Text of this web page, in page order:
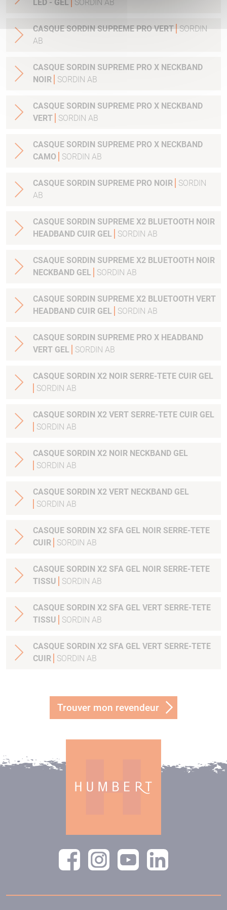
LED - GEL
SORDIN AB
CASQUE SORDIN SUPREME PRO VERT SORDIN
AB
CASQUE SORDIN SUPREME PRO X NECKBAND
NOIR
SORDIN AB
CASQUE SORDIN SUPREME PRO X NECKBAND
VERT
SORDIN AB
CASQUE SORDIN SUPREME PRO X NECKBAND
CAMO
SORDIN AB
CASQUE SORDIN SUPREME PRO NOIR
SORDIN
AB
CASQUE SORDIN SUPREME X2 BLUETOOTH NOIR
HEADBAND CUIR GEL
SORDIN AB
CSAQUE SORDIN SUPREME X2 BLUETOOTH NOIR
NECKBAND GEL
SORDIN AB
CASQUE SORDIN SUPREME X2 BLUETOOTH VERT
HEADBAND CUIR GEL
SORDIN AB
CASQUE SORDIN SUPREME PRO X HEADBAND
VERT GEL
SORDIN AB
CASQUE SORDIN X2 NOIR SERRE-TETE CUIR GEL
SORDIN AB
CASQUE SORDIN X2 VERT SERRE-TETE CUIR GEL
SORDIN AB
CASQUE SORDIN X2 NOIR NECKBAND GEL
SORDIN AB
CASQUE SORDIN X2 VERT NECKBAND GEL
SORDIN AB
CASQUE SORDIN X2 SFA GEL NOIR SERRE-TETE
CUIR
SORDIN AB
CASQUE SORDIN X2 SFA GEL NOIR SERRE-TETE
TISSU
SORDIN AB
CASQUE SORDIN X2 SFA GEL VERT SERRE-TETE
TISSU
SORDIN AB
CASQUE SORDIN X2 SFA GEL VERT SERRE-TETE
CUIR
SORDIN AB
Trouver mon revendeur